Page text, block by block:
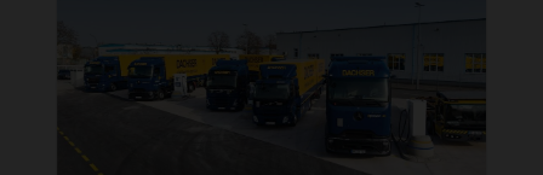
model voor duurzame landbouw.